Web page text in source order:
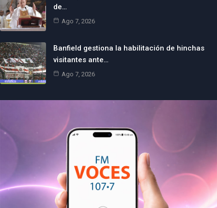
de…
Ago 7, 2026
Banfield gestiona la habilitación de hinchas
visitantes ante…
Ago 7, 2026